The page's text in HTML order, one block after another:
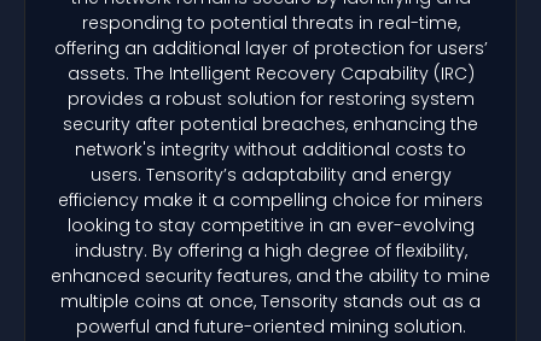
responding to potential threats in real-time,
offering an additional layer of protection for users’
assets. The Intelligent Recovery Capability (IRC)
provides a robust solution for restoring system
security after potential breaches, enhancing the
network's integrity without additional costs to
users. Tensority’s adaptability and energy
efficiency make it a compelling choice for miners
looking to stay competitive in an ever-evolving
industry. By offering a high degree of flexibility,
enhanced security features, and the ability to mine
multiple coins at once, Tensority stands out as a
powerful and future-oriented mining solution.